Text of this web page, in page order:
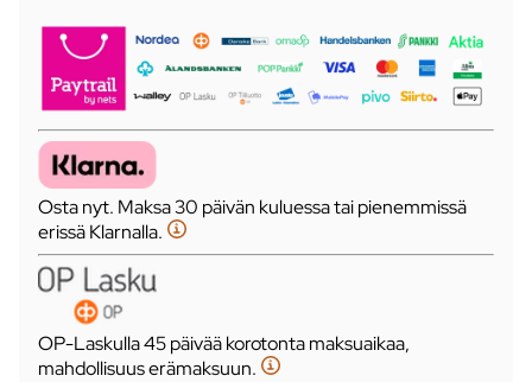
Osta nyt. Maksa 30 päivän kuluessa tai pienemmissä
erissä Klarnalla.
OP-Laskulla 45 päivää korotonta maksuaikaa,
mahdollisuus erämaksuun.